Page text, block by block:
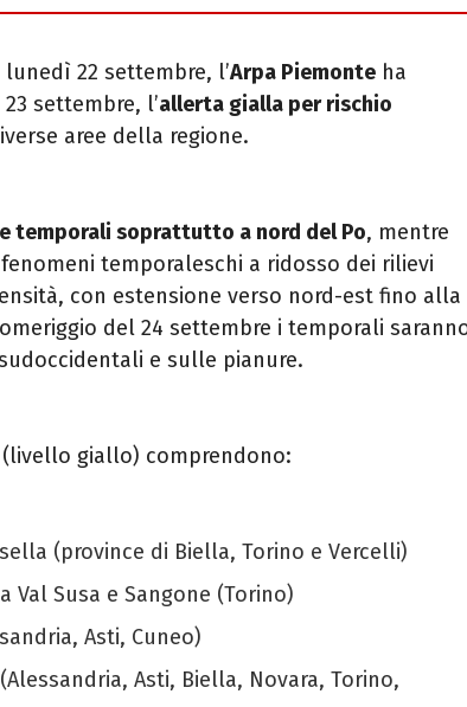
22 settembre, l’Arpa Piemonte ha
settembre, l’allerta gialla per rischio
aree della regione.
temporali soprattutto a nord del Po, mentre
temporaleschi a ridosso dei rilievi
con estensione verso nord-est fino alla
del 24 settembre i temporali
e sulle pianure.
giallo) comprendono:
(province di Biella, Torino e Vercelli)
Val Susa e Sangone (Torino)
Asti, Cuneo)
Asti, Biella, Novara, Torino,